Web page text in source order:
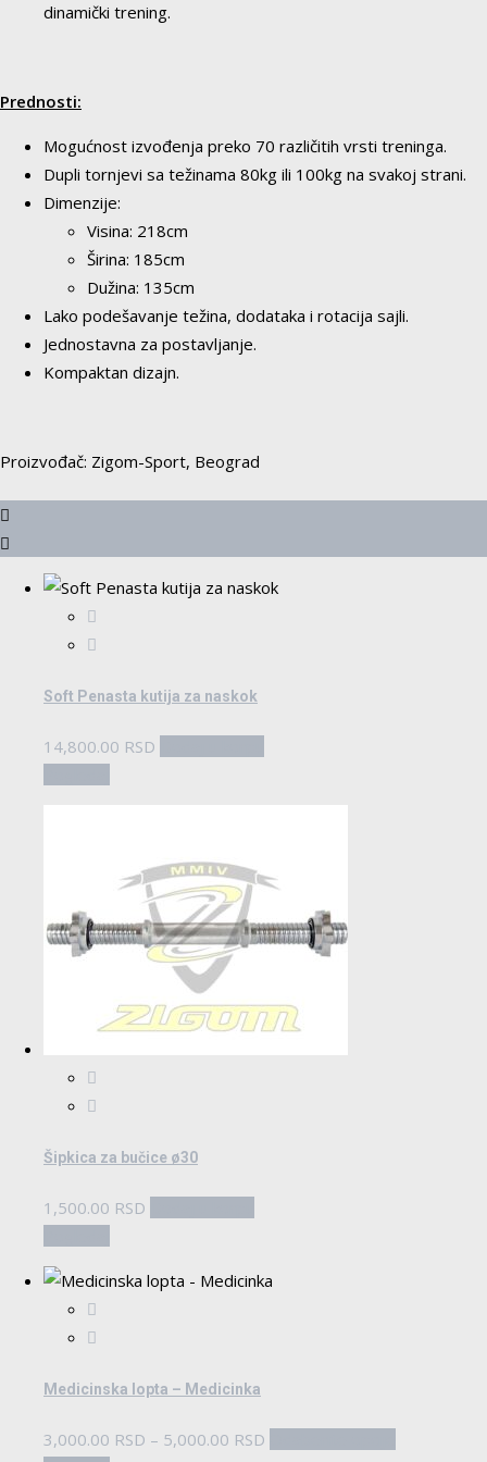
dinamički trening.
Prednosti:
Mogućnost izvođenja preko 70 različitih vrsti treninga.
Dupli tornjevi sa težinama 80kg ili 100kg na svakoj strani.
Dimenzije:
Visina: 218cm
Širina: 185cm
Dužina: 135cm
Lako podešavanje težina, dodataka i rotacija sajli.
Jednostavna za postavljanje.
Kompaktan dizajn.
Proizvođač: Zigom-Sport, Beograd
Soft Penasta kutija za naskok
14,800.00 RSD
Šipkica za bučice ø30
1,500.00 RSD
Medicinska lopta – Medicinka
3,000.00 RSD – 5,000.00 RSD